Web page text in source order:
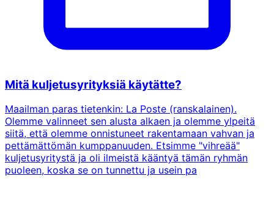
Mitä kuljetusyrityksiä käytätte?
Maailman paras tietenkin: La Poste (ranskalainen).
Olemme valinneet sen alusta alkaen ja olemme ylpeitä
siitä, että olemme onnistuneet rakentamaan vahvan ja
pettämättömän kumppanuuden. Etsimme "vihreää"
kuljetusyritystä ja oli ilmeistä kääntyä tämän ryhmän
puoleen, koska se on tunnettu ja usein pa